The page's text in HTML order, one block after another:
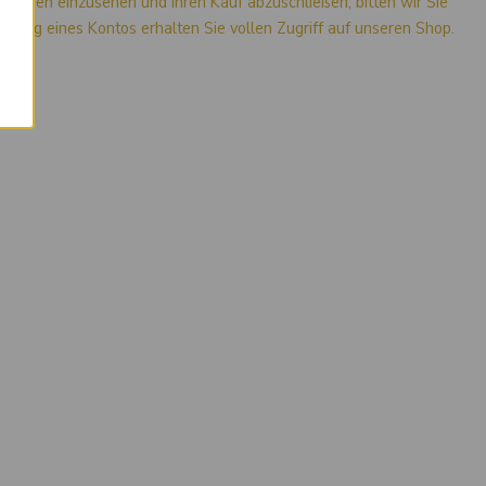
eines Kontos erhalten Sie vollen Zugriff auf unseren Shop.